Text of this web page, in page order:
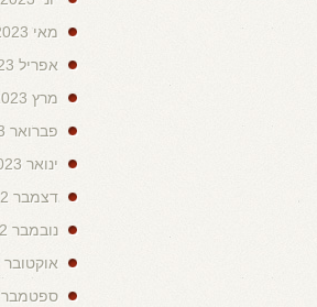
מאי 2023
אפריל 2023
מרץ 2023
פברואר 2023
ינואר 2023
דצמבר 2022
נובמבר 2022
אוקטובר 2022
ספטמבר 2022